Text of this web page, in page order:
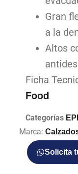
Gran
a la
Altos
Ficha
Food
Categorías EPI
Marca:
Solicita